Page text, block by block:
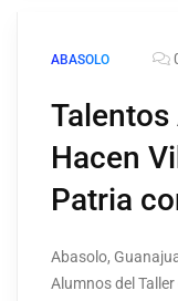
ABASOLO
Hacen
Patria
Abasolo,
Alumnos del